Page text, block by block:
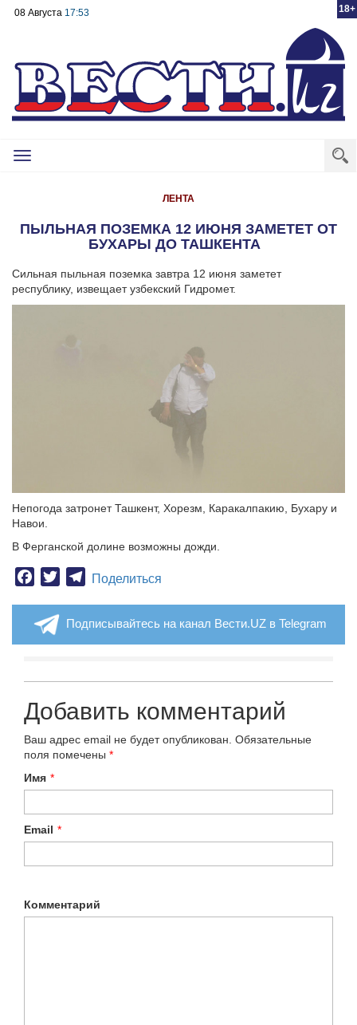
18+
08 Августа 17:53
Toggle
ЛЕНТА
ПЫЛЬНАЯ ПОЗЕМКА 12 ИЮНЯ ЗАМЕТЕТ ОТ
БУХАРЫ ДО ТАШКЕНТА
Сильная пыльная поземка завтра 12 июня заметет
республику, извещает узбекский Гидромет.
Непогода затронет Ташкент, Хорезм, Каракалпакию, Бухару и
Навои.
В Ферганской долине возможны дожди.
Facebook
TwitterTelegram
Поделиться
Подписывайтесь на канал Вести.UZ в Telegram
Добавить комментарий
Ваш адрес email не будет опубликован. Обязательные
поля помечены *
Имя *
Email *
Комментарий